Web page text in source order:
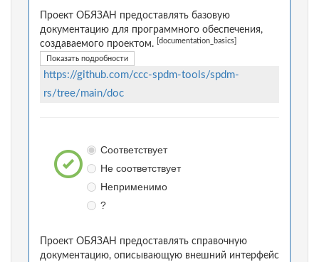
Проект ОБЯЗАН предоставлять базовую
документацию для программного обеспечения,
создаваемого проектом.
[documentation_basics]
Показать подробности
https://github.com/ccc-spdm-tools/spdm-
rs/tree/main/doc
Соответствует
Не соответствует
Неприменимо
?
Проект ОБЯЗАН предоставлять справочную
документацию, описывающую внешний интерфейс